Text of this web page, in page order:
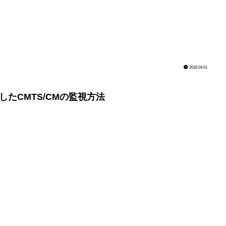
2016.04.01
たCMTS/CMの監視方法